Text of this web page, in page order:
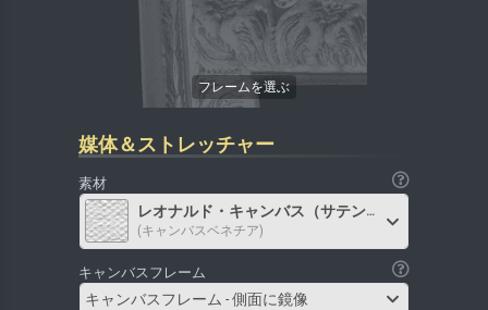
媒体＆ストレッチャー
素材
レオナルド・キャンバス（サテン）
(キャンバスベネチア)
キャンバスフレーム
キャンバスフレーム - 側面に鏡像